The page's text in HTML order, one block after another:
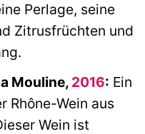
Perlage, seine
Zitrusfrüchten und
Mouline, 2016: Ein
Rhône-Wein aus
Wein ist